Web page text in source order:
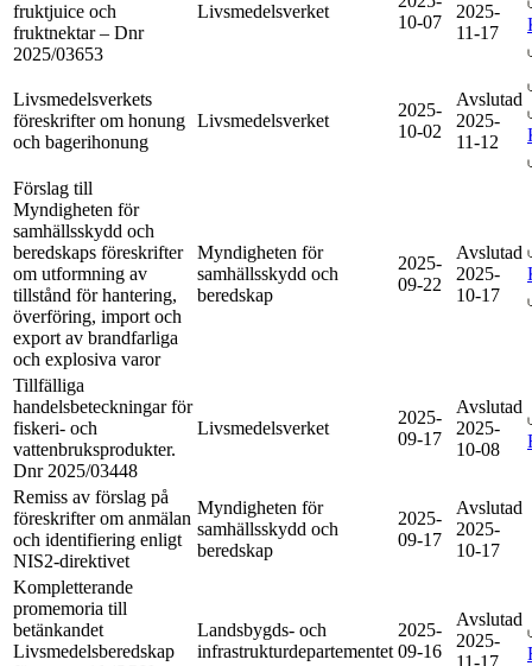
fruktjuice och
fruktnektar – Dnr
2025/03653
Livsmedelsverket
10-07
2025-
11-17
Livsmedelsverkets
föreskrifter om honung
och bagerihonung
Livsmedelsverket
2025-
10-02
Avslutad
2025-
11-12
Förslag till
Myndigheten för
samhällsskydd och
beredskaps föreskrifter
om utformning av
tillstånd för hantering,
överföring, import och
export av brandfarliga
och explosiva varor
Myndigheten för
samhällsskydd och
beredskap
2025-
09-22
Avslutad
2025-
10-17
Tillfälliga
handelsbeteckningar för
fiskeri- och
vattenbruksprodukter.
Dnr 2025/03448
Livsmedelsverket
2025-
09-17
Avslutad
2025-
10-08
Remiss av förslag på
föreskrifter om anmälan
och identifiering enligt
NIS2-direktivet
Myndigheten för
samhällsskydd och
beredskap
2025-
09-17
Avslutad
2025-
10-17
Kompletterande
promemoria till
betänkandet
Livsmedelsberedskap
Landsbygds- och
infrastrukturdepartementet
2025-
09-16
Avslutad
2025-
11-17